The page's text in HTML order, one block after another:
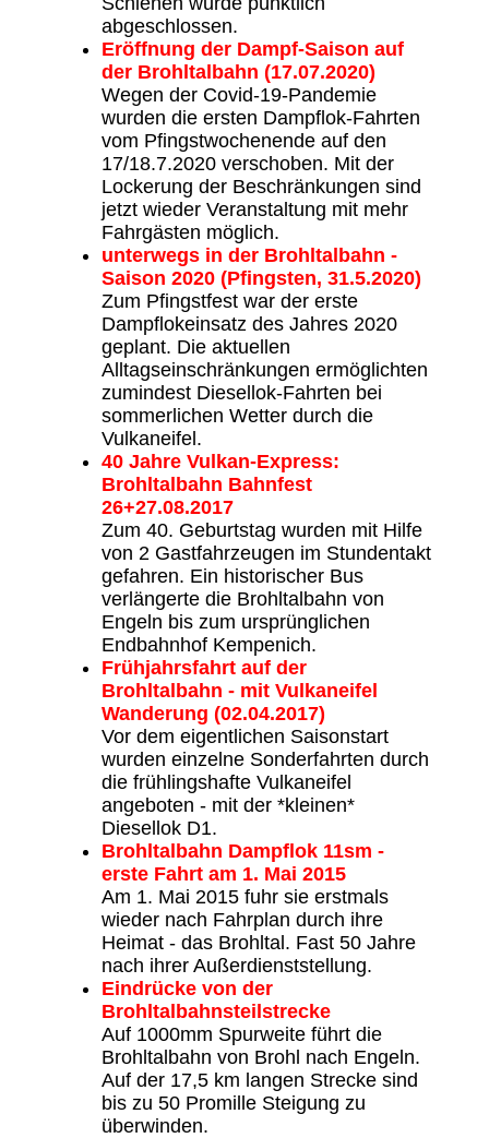
abgeschlossen.
Eröffnung der Dampf-Saison auf
der Brohltalbahn (17.07.2020)
Wegen der Covid-19-Pandemie
wurden die ersten Dampflok-Fahrten
vom Pfingstwochenende auf den
17/18.7.2020 verschoben. Mit der
Lockerung der Beschränkungen sind
jetzt wieder Veranstaltung mit mehr
Fahrgästen möglich.
unterwegs in der Brohltalbahn -
Saison 2020 (Pfingsten, 31.5.2020)
Zum Pfingstfest war der erste
Dampflokeinsatz des Jahres 2020
geplant. Die aktuellen
Alltagseinschränkungen ermöglichten
zumindest Diesellok-Fahrten bei
sommerlichen Wetter durch die
Vulkaneifel.
40 Jahre Vulkan-Express:
Brohltalbahn Bahnfest
26+27.08.2017
Zum 40. Geburtstag wurden mit Hilfe
von 2 Gastfahrzeugen im Stundentakt
gefahren. Ein historischer Bus
verlängerte die Brohltalbahn von
Engeln bis zum ursprünglichen
Endbahnhof Kempenich.
Frühjahrsfahrt auf der
Brohltalbahn - mit Vulkaneifel
Wanderung (02.04.2017)
Vor dem eigentlichen Saisonstart
wurden einzelne Sonderfahrten durch
die frühlingshafte Vulkaneifel
angeboten - mit der *kleinen*
Diesellok D1.
Brohltalbahn Dampflok 11sm -
erste Fahrt am 1. Mai 2015
Am 1. Mai 2015 fuhr sie erstmals
wieder nach Fahrplan durch ihre
Heimat - das Brohltal. Fast 50 Jahre
nach ihrer Außerdienststellung.
Eindrücke von der
Brohltalbahnsteilstrecke
Auf 1000mm Spurweite führt die
Brohltalbahn von Brohl nach Engeln.
Auf der 17,5 km langen Strecke sind
bis zu 50 Promille Steigung zu
überwinden.